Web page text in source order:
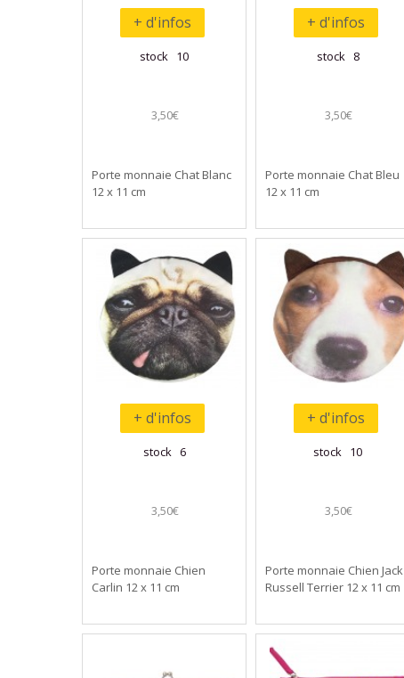
+ d'infos
stock 10
3,50€
Porte monnaie Chat Blanc
12 x 11 cm
+ d'infos
stock 8
3,50€
Porte monnaie Chat Bleu
12 x 11 cm
+ d'infos
stock 6
3,50€
Porte monnaie Chien
Carlin 12 x 11 cm
+ d'infos
stock 10
3,50€
Porte monnaie Chien Jack
Russell Terrier 12 x 11 cm